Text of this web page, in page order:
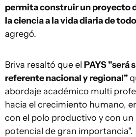
permita construir un proyecto
la ciencia a la vida diaria de
agregó.
Briva resaltó que el PAYS "será
referente nacional y regional"
abordaje académico multi
hacia el crecimiento humano,
con el polo productivo y con
potencial de gran importancia".